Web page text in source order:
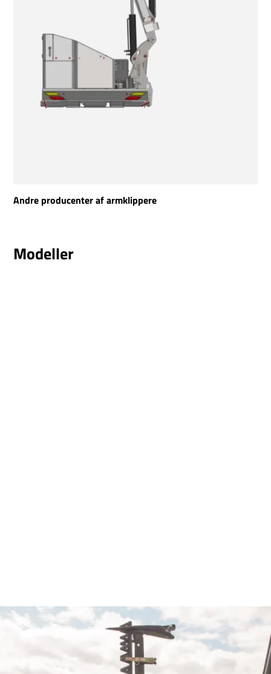
Andre producenter af armklippere
Modeller